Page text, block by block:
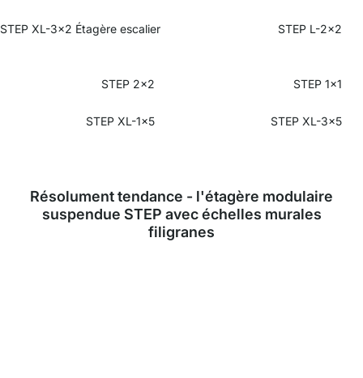
STEP XL-3x2 Étagère escalier STEP L-2x2
STEP 2x2 STEP 1x1
STEP XL-1x5 STEP XL-3x5
Résolument tendance - l'étagère modulaire
suspendue STEP avec échelles murales
filigranes